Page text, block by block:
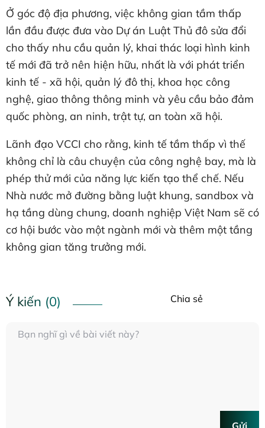
Ở góc độ địa phương, việc không gian tầm thấp
lần đầu được đưa vào Dự án Luật Thủ đô sửa đổi
cho thấy nhu cầu quản lý, khai thác loại hình kinh
tế mới đã trở nên hiện hữu, nhất là với phát triển
kinh tế - xã hội, quản lý đô thị, khoa học công
nghệ, giao thông thông minh và yêu cầu bảo đảm
quốc phòng, an ninh, trật tự, an toàn xã hội.
Lãnh đạo VCCI cho rằng, kinh tế tầm thấp vì thế
không chỉ là câu chuyện của công nghệ bay, mà là
phép thử mới của năng lực kiến tạo thể chế. Nếu
Nhà nước mở đường bằng luật khung, sandbox và
hạ tầng dùng chung, doanh nghiệp Việt Nam sẽ có
cơ hội bước vào một ngành mới và thêm một tầng
không gian tăng trưởng mới.
Ý kiến (0) Chia sẻ
Gửi